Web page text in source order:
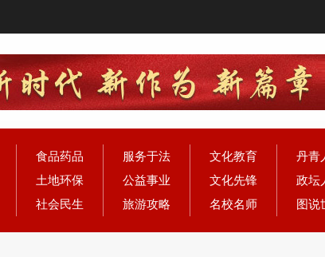
食品药品 服务于法 文化教育 丹青
土地环保 公益事业 文化先锋 政坛
社会民生 旅游攻略 名校名师 图说